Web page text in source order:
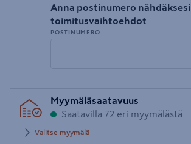
Anna postinumero nähdäksesi
toimitusvaihtoehdot
POSTINUMERO
postinumero
Myymäläsaatavuus
Saatavilla 72 eri myymälästä
Valitse myymälä